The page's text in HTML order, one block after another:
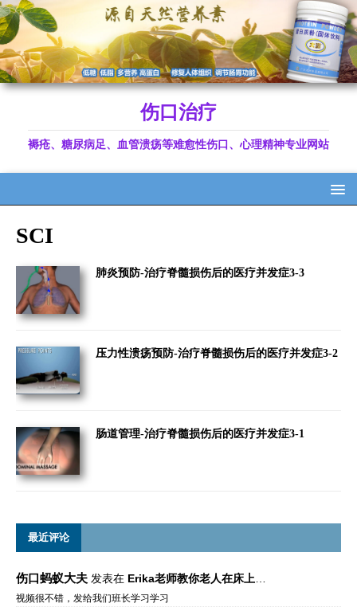
伤口治疗
褥疮、糖尿病足、血管溃疡等难愈性伤口、心理精神专业网站
SCI
肺炎预防-治疗脊髓损伤后的医疗并发症3-3
压力性溃疡预防-治疗脊髓损伤后的医疗并发症3-2
肠道管理-治疗脊髓损伤后的医疗并发症3-1
最近评论
伤口蚂蚁大夫 发表在 Erika老师教你老人在床上如何左右翻身
视频很不错，发给我们班长学习学习